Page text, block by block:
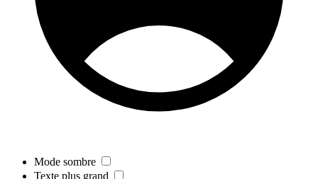
Mode sombre
Texte plus grand